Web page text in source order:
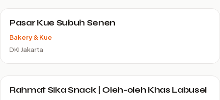
Pasar Kue Subuh Senen
Bakery & Kue
DKI Jakarta
Rahmat Sika Snack | Oleh-oleh Khas Labusel